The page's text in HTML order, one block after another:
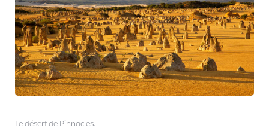
Le désert de Pinnacles.